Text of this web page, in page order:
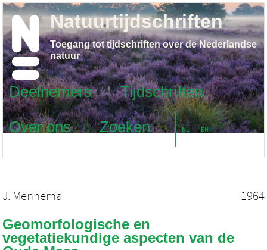
Deelnemers
Tijdschriften
Over ons
Zoeken NL EN
Natuurtijdschriften
Toegang tot tijdschriften over de Nederlandse
natuur
J. Mennema 1964
Geomorfologische en
vegetatiekundige aspecten van de